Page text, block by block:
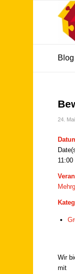
24.
Wir
mit